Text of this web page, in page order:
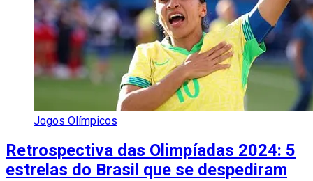
Jogos Olímpicos
Retrospectiva das Olimpíadas 2024: 5
estrelas do Brasil que se despediram